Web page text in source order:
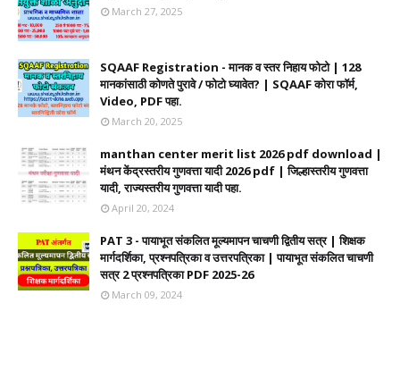
March 27, 2025
SQAAF Registration - मानक व स्तर निहाय फोटो | 128
मानकांसाठी कोणते पुरावे / फोटो घ्यावेत? | SQAAF कोरा फॉर्म,
Video, PDF पहा.
March 20, 2025
manthan center merit list 2026 pdf download |
मंथन केंद्रस्तरीय गुणवत्ता यादी 2026 pdf | जिल्हास्तरीय गुणवत्ता
यादी, राज्यस्तरीय गुणवत्ता यादी पहा.
April 20, 2024
PAT 3 - पायाभूत संकलित मूल्यमापन चाचणी द्वितीय सत्र | शिक्षक
मार्गदर्शिका, प्रश्नपत्रिका व उत्तरपत्रिका | पायाभूत संकलित चाचणी
सत्र 2 प्रश्नपत्रिका PDF 2025-26
March 09, 2024